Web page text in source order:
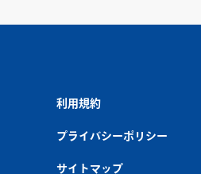
利用規約
プライバシーポリシー
サイトマップ